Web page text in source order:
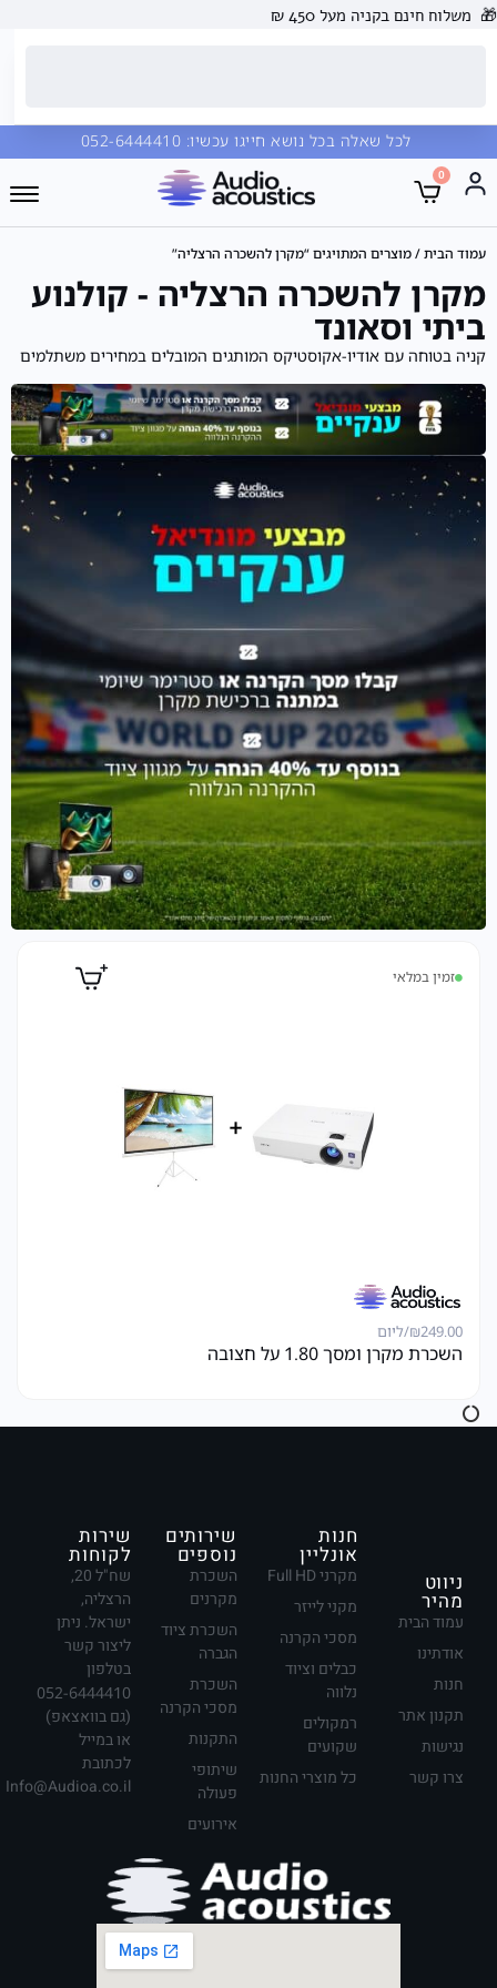
🎁 משלוח חינם בקניה מעל 450 ₪
לכל שאלה בכל נושא חייגו עכשיו:
0
עמוד הבית/ מוצרים המתויגים “מקרן להשכרה הרצליה”
מקרן להשכרה הרצליה - קולנוע
ביתי וסאונד
קניה בטוחה עם אודיו-אקוסטיקס המותגים המובלים במחירים משתלמים
זמין במלאי
₪249.00 /ליום
השכרת מקרן ומסך 1.80 על חצובה
ניווט
מהיר
עמוד הבית
אודתינו
חנות
תקנון אתר
נגישות
צרו קשר
חנות
אונליין
מקרני Full HD
מקני לייזר
מסכי הקרנה
כבלים וציוד
נלווה
רמקולים
שקועים
כל מוצרי החנות
שירותים
נוספים
השכרת
מקרנים
השכרת ציוד
הגברה
השכרת
מסכי הקרנה
התקנות
שיתופי
פעולה
אירועים
שירות
לקוחות
שח"ל 20,
הרצליה,
ישראל. ניתן
ליצור קשר
בטלפון
052-6444410
(גם בוואצאפ)
או במייל
לכתובת
Info@Audioa.co.il